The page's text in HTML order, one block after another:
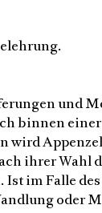
und
binnen
ihrer Wahl
im Falle
oder